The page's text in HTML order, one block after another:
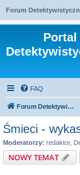
Forum
Portal
FAQ
Forum Detektywistyczne, Detektyw
Śmieci -
Moderatorzy: redaktor,
NOWY TEMAT